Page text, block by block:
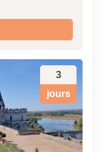
3
jours